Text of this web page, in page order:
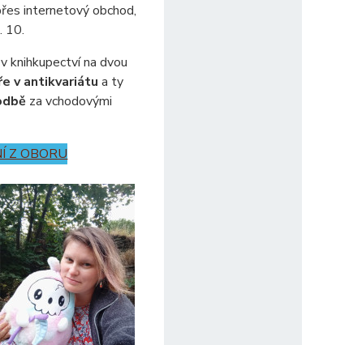
internetový obchod,
10.
knihkupectví na dvou
v antikvariátu a ty
za vchodovými
Z OBORU